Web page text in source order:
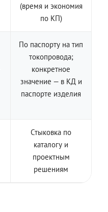
(время и экономия
по КП)
По паспорту на тип
токопровода;
конкретное
значение — в КД и
паспорте изделия
Стыковка по
каталогу и
проектным
решениям